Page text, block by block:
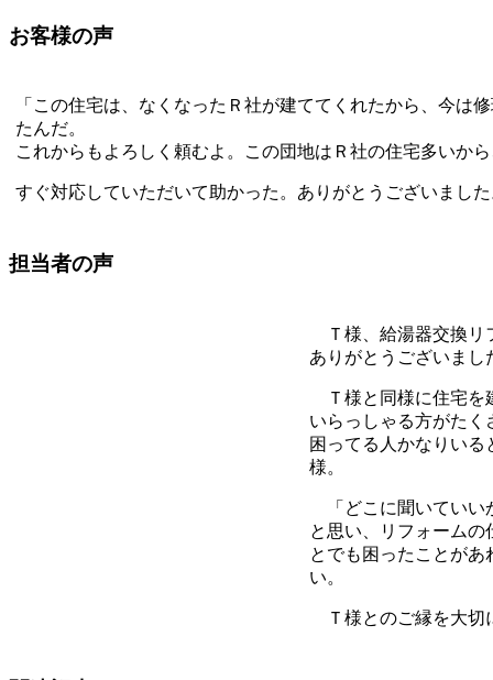
お客様の声
「この住宅は、なくなったＲ社が建ててくれたから、今は
たんだ。
これからもよろしく頼むよ。この団地はＲ社の住宅多いか
すぐ対応していただいて助かった。ありがとうございまし
担当者の声
Ｔ様、給湯器交換リ
ありがとうございまし
Ｔ様と同様に住宅を
いらっしゃる方がた
困ってる人かなりい
様。
「どこに聞いていい
と思い、リフォーム
とでも困ったことが
い。
Ｔ様とのご縁を大切